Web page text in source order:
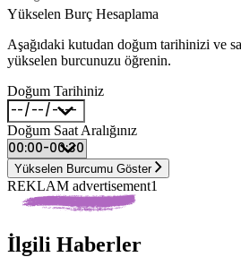
Yükselen Burç Hesaplama
Aşağıdaki kutudan doğum tarihinizi ve
yükselen burcunuzu öğrenin.
Doğum Tarihiniz
Doğum Saat Aralığınız
Yükselen Burcumu Göster
REKLAM advertisement1
İlgili Haberler